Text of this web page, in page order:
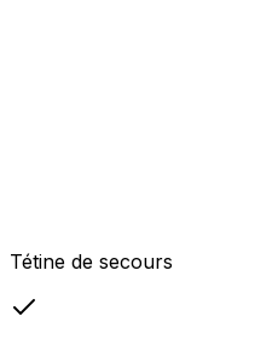
Tétine de secours